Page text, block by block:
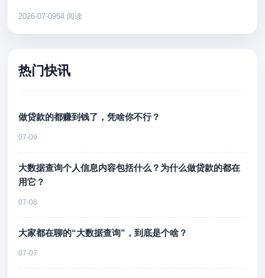
字：信息差。 很多...
2026-07-0954 阅读
热门快讯
做贷款的都赚到钱了，凭啥你不行？
07-09
大数据查询个人信息内容包括什么？为什么做贷款的都在
用它？
07-08
大家都在聊的“大数据查询”，到底是个啥？
07-07